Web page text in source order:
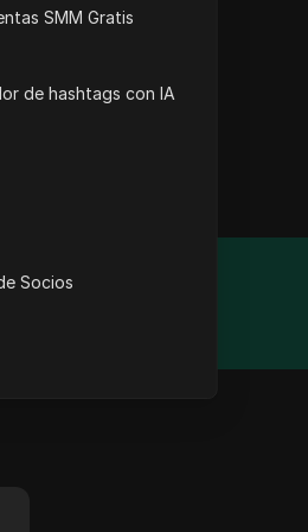
SMM Gratis
de hashtags con IA
Socios